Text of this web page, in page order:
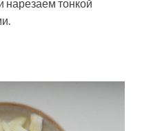
нарезаем тонкой